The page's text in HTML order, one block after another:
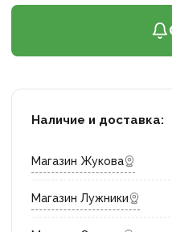
Наличие и доставка:
Магазин Жукова
Магазин Лужники